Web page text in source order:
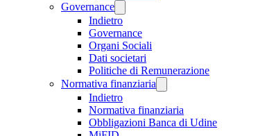
Governance
Indietro
Governance
Organi Sociali
Dati societari
Politiche di Remunerazione
Normativa finanziaria
Indietro
Normativa finanziaria
Obbligazioni Banca di Udine